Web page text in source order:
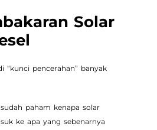
Solar
“kunci pencerahan” banyak
paham kenapa solar
ke apa yang sebenarnya